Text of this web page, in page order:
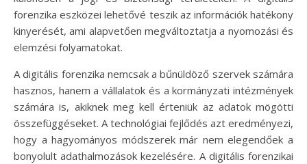
forenzika eszközei lehetővé teszik az információk hatékony
kinyerését, ami alapvetően megváltoztatja a nyomozási és
elemzési folyamatokat.
A digitális forenzika nemcsak a bűnüldöző szervek számára
hasznos, hanem a vállalatok és a kormányzati intézmények
számára is, akiknek meg kell érteniük az adatok mögötti
összefüggéseket. A technológiai fejlődés azt eredményezi,
hogy a hagyományos módszerek már nem elegendőek a
bonyolult adathalmozások kezelésére. A digitális forenzikai